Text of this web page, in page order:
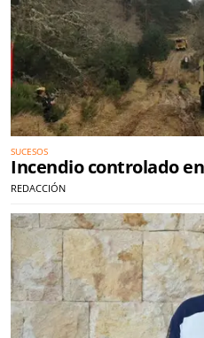
SUCESOS
Incendio controlado
REDACCIÓN